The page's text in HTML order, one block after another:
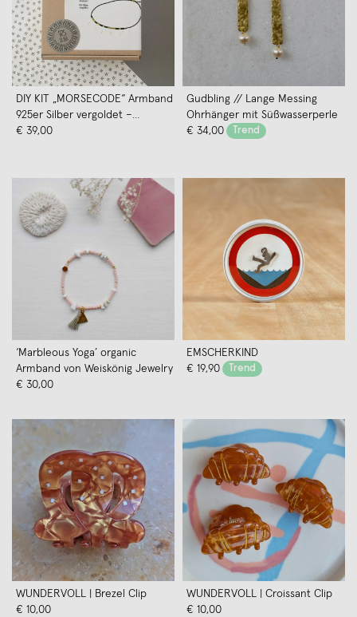
DIY KIT „MORSECODE“ Armband
925er Silber vergoldet –
Weiskönig Jewelry
€ 39,00
Gudbling // Lange Messing
Ohrhänger mit Süßwasserperle
€ 34,00
Trend
‘Marbleous Yoga’ organic
Armband von Weiskönig Jewelry
€ 30,00
EMSCHERKIND
€ 19,90
Trend
WUNDERVOLL | Brezel Clip
€ 10,00
WUNDERVOLL | Croissant Clip
€ 10,00